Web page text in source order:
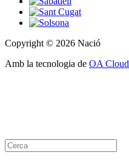
Copyright © 2026 Nació
Amb la tecnologia de OA Cloud